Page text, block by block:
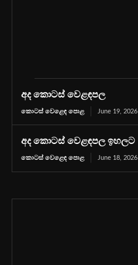
අද කොටස් වෙළඳපල
කොටස් වෙළෙඳ පොළ June 19, 2026
අද කොටස් වෙළඳපල ඉහලට
කොටස් වෙළෙඳ පොළ June 18, 2026